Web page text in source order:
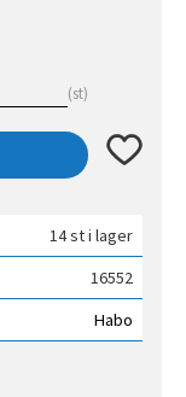
st
Lägg till
14 st i lager
16552
Habo